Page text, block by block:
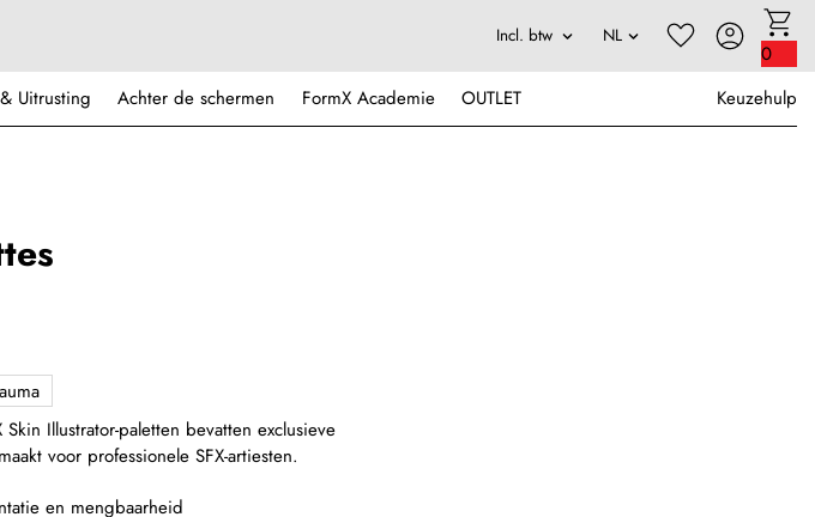
0
Uitrusting Achter de schermen FormX Academie OUTLET Keuzehulp
Illustrator-paletten bevatten exclusieve
voor professionele SFX-artiesten.
en mengbaarheid